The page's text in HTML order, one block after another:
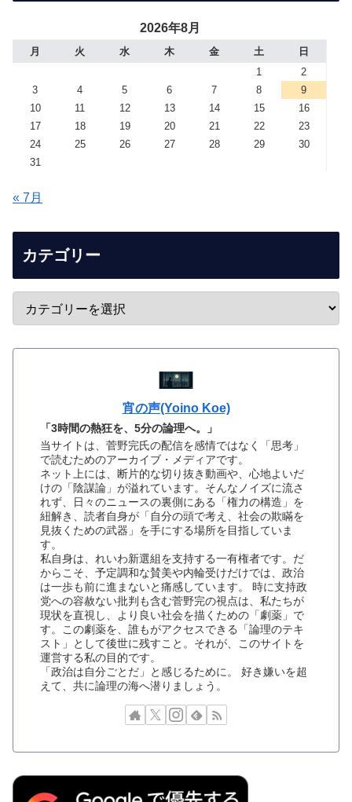
2026年8月
月 火 水 木 金 土
日
1
2
3
4 5 6 7 8
9
10
11 12 13 14 15
16
17
18 19 20 21 22
23
24
25 26 27 28 29
30
31
« 7月
カテゴリー
宵の声(Yoino Koe)
「3時間の熱狂を、5分の論理へ。」
当サイトは、菅野完氏の配信を感情ではなく「思考」
で読むためのアーカイブ・メディアです。
ネット上には、断片的な切り抜き動画や、心地よいだ
けの「陰謀論」が溢れています。そんなノイズに流さ
れず、日々のニュースの裏側にある「権力の構造」を
紐解き、読者自身が「自分の頭で考え、社会の欺瞞を
見抜くための武器」を手にする場所を目指していま
す。
私自身は、れいわ新選組を支持する一有権者です。だ
からこそ、予定調和な賛美や内輪受けだけでは、政治
は一歩も前に進まないと痛感しています。 時に支持政
党への容赦ない批判も含む菅野完の視点は、私たちが
現状を直視し、より良い社会を描くための「劇薬」で
す。この劇薬を、誰もがアクセスできる「論理のテキ
スト」として後世に残すこと。それが、このサイトを
運営する私の目的です。
「政治は自分ごとだ」と感じるために。 好き嫌いを超
えて、共に論理の海へ潜りましょう。